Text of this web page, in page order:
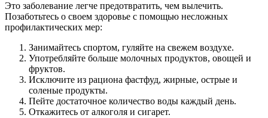
Это заболевание легче предотвратить, чем вылечить.
Позаботьтесь о своем здоровье с помощью несложных
профилактических мер:
Занимайтесь спортом, гуляйте на свежем воздухе.
Употребляйте больше молочных продуктов, овощей и
фруктов.
Исключите из рациона фастфуд, жирные, острые и
соленые продукты.
Пейте достаточное количество воды каждый день.
Откажитесь от алкоголя и сигарет.